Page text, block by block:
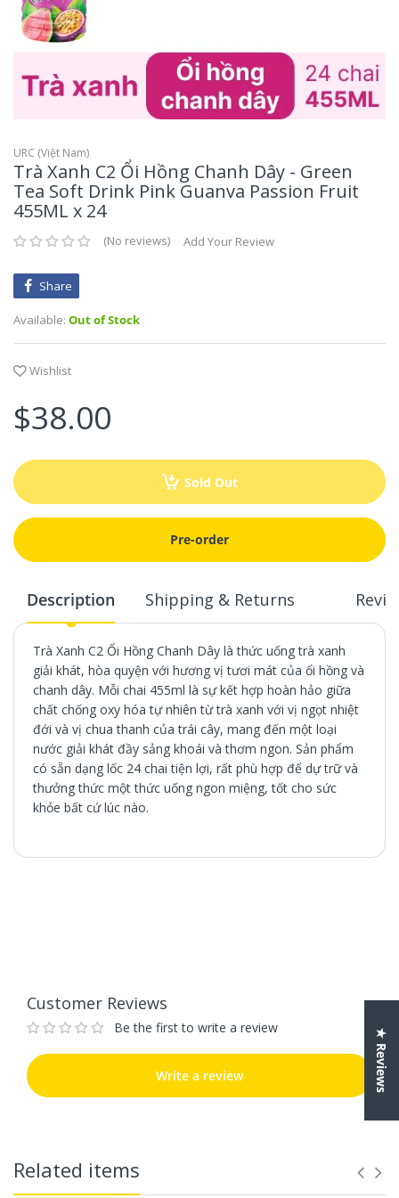
Đường, Muối,
Góc Đồ Chay
Vegetarian Foods - Góc đồ chay
TaiKy Foods
Thaya
SongHuong Foods
Vifon
Vinacafe
Vinh Thuan
Vietsuisse
URC (Việt Nam)
Trà Xanh C2 Ổi Hồng Chanh Dây - Green
Tea Soft Drink Pink Guanva Passion Fruit
455ML x 24
No reviews Add Your Review
Share
Available: Out of Stock
Wishlist
$38.00
Sold Out
Pre-order
Description Shipping & Returns
Trà Xanh C2 Ổi Hồng Chanh Dây là thức uống trà xanh
giải khát, hòa quyện với hương vị tươi mát của ổi hồng và
chanh dây. Mỗi chai 455ml là sự kết hợp hoàn hảo giữa
chất chống oxy hóa tự nhiên từ trà xanh với vị ngọt nhiệt
đới và vị chua thanh của trái cây, mang đến một loại
nước giải khát đầy sảng khoái và thơm ngon. Sản phẩm
có sẵn dạng lốc 24 chai tiện lợi, rất phù hợp để dự trữ và
thưởng thức một thức uống ngon miệng, tốt cho sức
khỏe bất cứ lúc nào.
Customer Reviews
Customer Reviews
Be the first to write a review
Write a review
Related items
★ Reviews